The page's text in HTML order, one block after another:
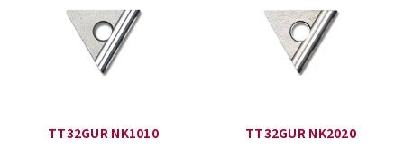
TT32GUR NK1010 TT32GUR NK2020